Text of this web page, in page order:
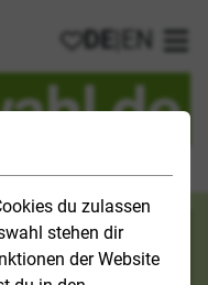
du zulassen
stehen dir
der Website
Meine
DE EN